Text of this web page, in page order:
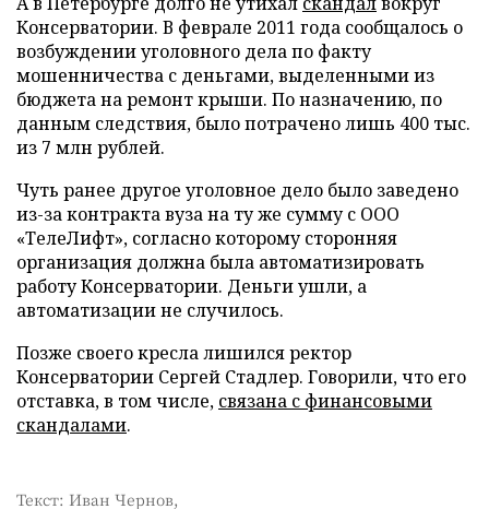
Консерватории. В феврале 2011 года сообщалось о
возбуждении уголовного дела по факту
мошенничества с деньгами, выделенными из
бюджета на ремонт крыши. По назначению, по
данным следствия, было потрачено лишь 400 тыс.
из 7 млн рублей.
Чуть ранее другое уголовное дело было заведено
из-за контракта вуза на ту же сумму с ООО
«ТелеЛифт», согласно которому сторонняя
организация должна была автоматизировать
работу Консерватории. Деньги ушли, а
автоматизации не случилось.
Позже своего кресла лишился ректор
Консерватории Сергей Стадлер. Говорили, что его
отставка, в том числе, связана с финансовыми
скандалами.
Текст: Иван Чернов,